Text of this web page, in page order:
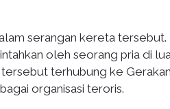
serangan kereta
oleh seorang pria di
terhubung ke
organisasi teroris.